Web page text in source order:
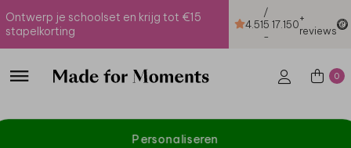
Ontwerp je schoolset en krijg tot €15
stapelkorting
4.51
/
5
-
17.150+
reviews
0
Personaliseren